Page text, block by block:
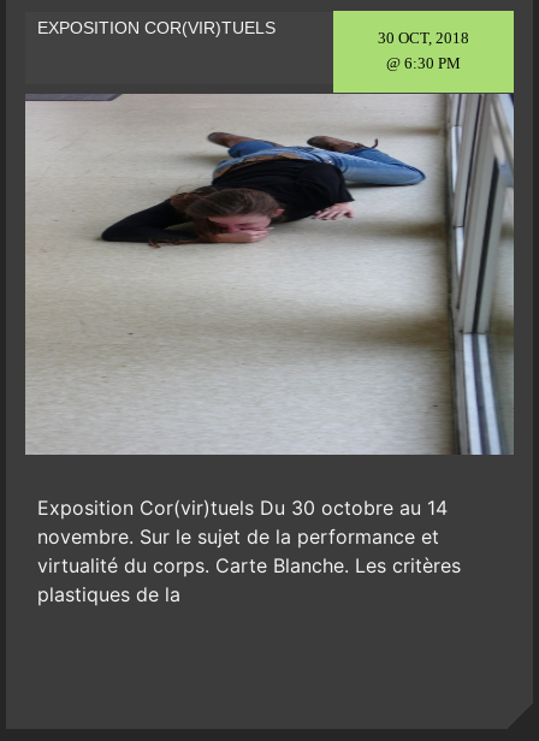
30 OCT, 2018
@ 6:30 PM
EXPOSITION COR(VIR)TUELS
Exposition Cor(vir)tuels Du 30 octobre au 14
novembre. Sur le sujet de la performance et
virtualité du corps. Carte Blanche. Les critères
plastiques de la